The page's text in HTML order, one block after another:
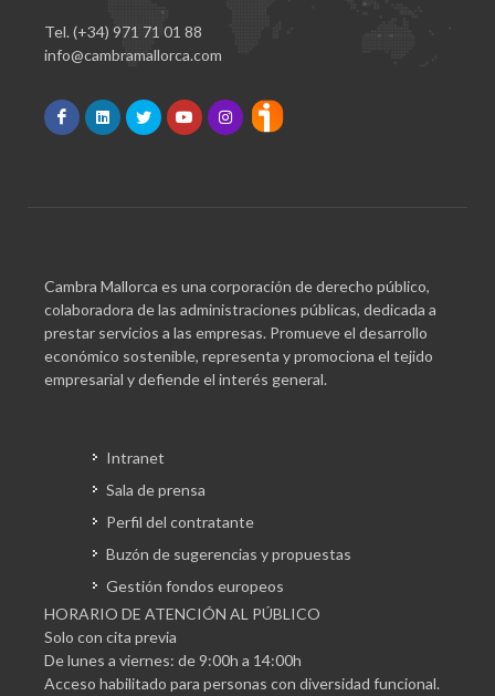
Tel. (+34) 971 71 01 88
info@cambramallorca.com
Cambra Mallorca es una corporación de derecho público,
colaboradora de las administraciones públicas, dedicada a
prestar servicios a las empresas. Promueve el desarrollo
económico sostenible, representa y promociona el tejido
empresarial y defiende el interés general.
Intranet
Sala de prensa
Perfil del contratante
Buzón de sugerencias y propuestas
Gestión fondos europeos
HORARIO DE ATENCIÓN AL PÚBLICO
Solo con cita previa
De lunes a viernes: de 9:00h a 14:00h
Acceso habilitado para personas con diversidad funcional.